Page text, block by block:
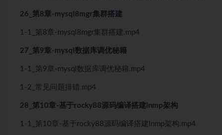
26_第8章-mysql8mgr集群搭建
1-1_第8章-mysql8mgr集群搭建.mp4
27_第9章-mysql数据库调优秘籍
1-1_第9章-mysql数据库调优秘籍.mp4
1-2_常见问题排错.mp4
28_第10章-基于rocky88源码编译搭建lnmp架构
1-1_第10章-基于rocky88源码编译搭建lnmp架构.mp4